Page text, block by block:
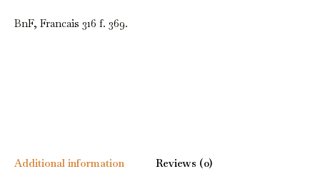
BnF, Francais 316 f. 369.
Additional information Reviews (0)